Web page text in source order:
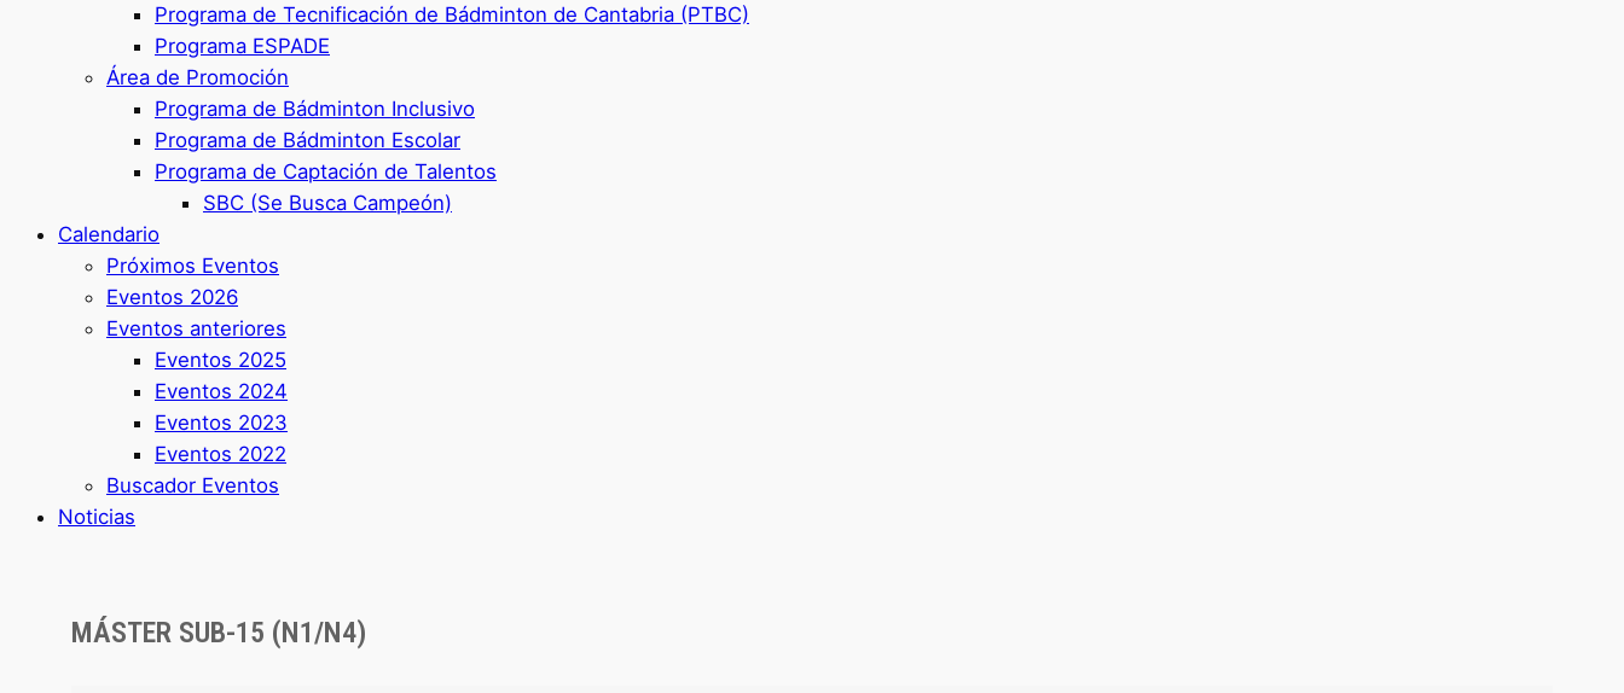
Programa de Tecnificación de Bádminton de Cantabria (PTBC)
Programa ESPADE
Área de Promoción
Programa de Bádminton Inclusivo
Programa de Bádminton Escolar
Programa de Captación de Talentos
SBC (Se Busca Campeón)
Calendario
Próximos Eventos
Eventos 2026
Eventos anteriores
Eventos 2025
Eventos 2024
Eventos 2023
Eventos 2022
Buscador Eventos
Noticias
MÁSTER SUB-15 (N1/N4)